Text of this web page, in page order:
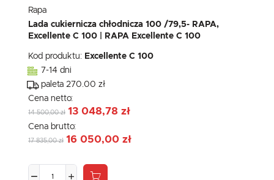
Rapa
Lada cukiernicza chłodnicza 100 /79,5- RAPA,
Excellente C 100 | RAPA Excellente C 100
Kod produktu: Excellente C 100
7-14 dni
paleta 270.00 zł
Cena netto:
14 500,00 zł 13 048,78 zł
Cena brutto:
17 835,00 zł 16 050,00 zł